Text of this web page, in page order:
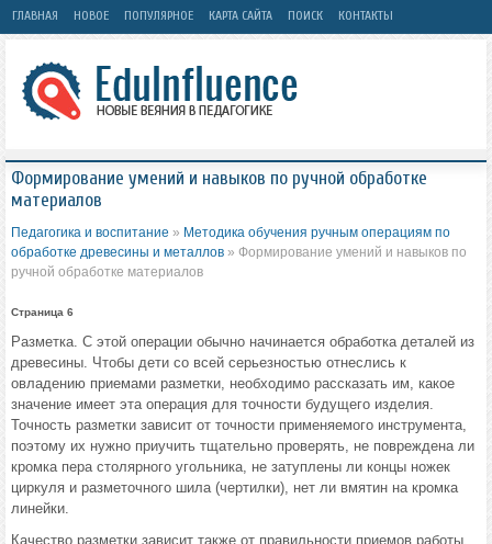
ГЛАВНАЯ НОВОЕ ПОПУЛЯРНОЕ КАРТА САЙТА ПОИСК КОНТАКТЫ
Формирование умений и навыков по ручной обработке
материалов
Педагогика и воспитание » Методика обучения ручным операциям по
обработке древесины и металлов » Формирование умений и навыков по
ручной обработке материалов
Страница 6
Разметка. С этой операции обычно начинается обработка деталей из
древесины. Чтобы дети со всей серьезностью отнеслись к
овладению приемами разметки, необходимо рассказать им, какое
значение имеет эта операция для точности будущего изделия.
Точность разметки зависит от точности применяемого инструмента,
поэтому их нужно приучить тщательно проверять, не повреждена ли
кромка пера столярного угольника, не затуплены ли концы ножек
циркуля и разметочного шила (чертилки), нет ли вмятин на кромка
линейки.
Качество разметки зависит также от правильности приемов работы.